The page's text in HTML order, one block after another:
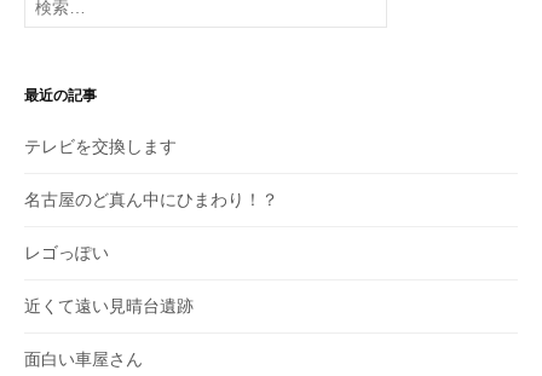
稿
索:
最近の記事
テレビを交換します
名古屋のど真ん中にひまわり！？
レゴっぽい
近くて遠い見晴台遺跡
面白い車屋さん